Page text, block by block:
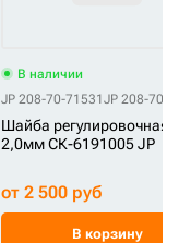
В наличии
JP 208-70-71531 JP 208-70-
Шайба регулировочная
2,0мм СК-6191005 JP
от 2 500 руб
В корзину